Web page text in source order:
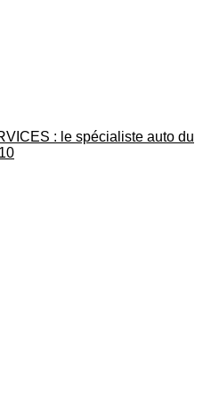
: le spécialiste auto du